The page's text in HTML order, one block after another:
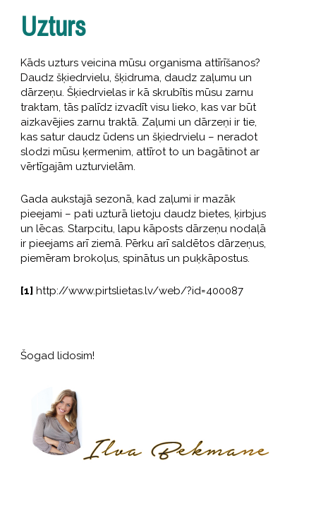
Uzturs
Kāds uzturs veicina mūsu organisma attīrīšanos?
Daudz šķiedrvielu, šķidruma, daudz zaļumu un
dārzeņu. Šķiedrvielas ir kā skrubītis mūsu zarnu
traktam, tās palīdz izvadīt visu lieko, kas var būt
aizkavējies zarnu traktā. Zaļumi un dārzeņi ir tie,
kas satur daudz ūdens un šķiedrvielu – neradot
slodzi mūsu ķermenim, attīrot to un bagātinot ar
vērtīgajām uzturvielām.
Gada aukstajā sezonā, kad zaļumi ir mazāk
pieejami – pati uzturā lietoju daudz bietes, ķirbjus
un lēcas. Starpcitu, lapu kāposts dārzeņu nodaļā
ir pieejams arī ziemā. Pērku arī saldētos dārzeņus,
piemēram brokoļus, spinātus un puķkāpostus.
[1] http://www.pirtslietas.lv/web/?id=400087
Šogad lidosim!